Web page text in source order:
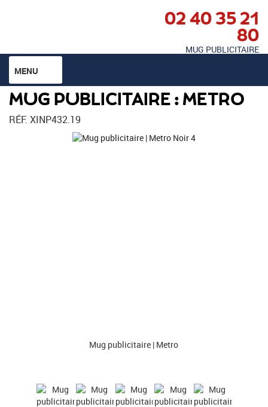
02 40 35 21
80
MUG PUBLICITAIRE
MENU
MUG PUBLICITAIRE : METRO
RÉF. XINP432.19
Mug publicitaire | Metro